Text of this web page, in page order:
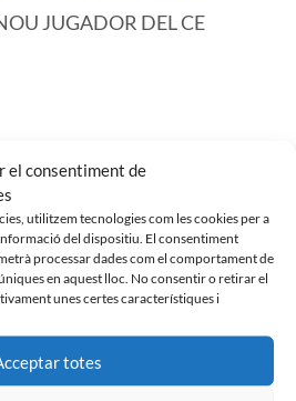
el consentiment de
utilitzem tecnologies com les cookies per a
del dispositiu. El consentiment
processar dades com el comportament de
en aquest lloc. No consentir o retirar el
unes certes característiques i
totes
JUGADOR DEL CE